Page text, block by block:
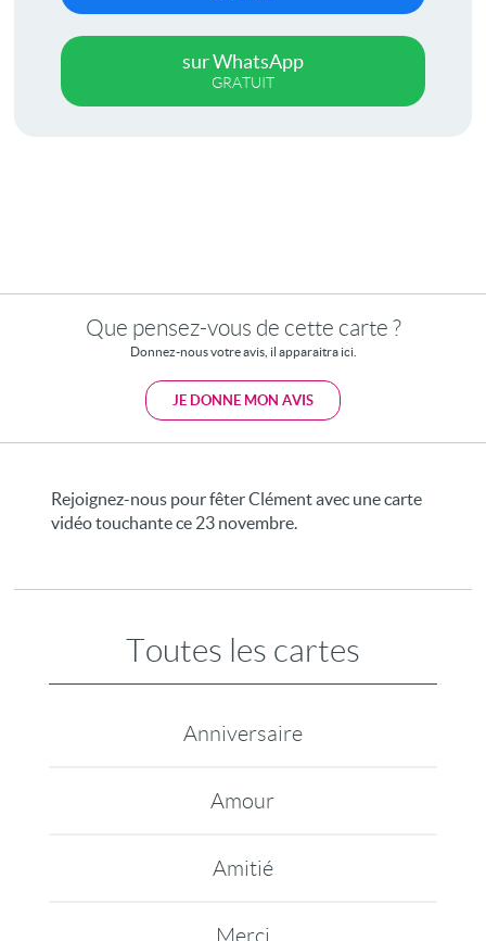
sur WhatsApp
GRATUIT
Que pensez-vous de cette carte ?
Donnez-nous votre avis, il apparaitra ici.
JE DONNE MON AVIS
Rejoignez-nous pour fêter Clément avec une carte
vidéo touchante ce 23 novembre.
Toutes les cartes
Anniversaire
Amour
Amitié
Merci